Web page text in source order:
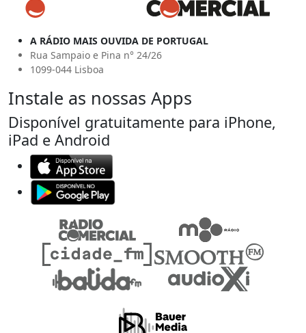
A RÁDIO MAIS OUVIDA DE PORTUGAL
Rua Sampaio e Pina n° 24/26
1099-044 Lisboa
Instale as nossas Apps
Disponível gratuitamente para iPhone,
iPad e Android